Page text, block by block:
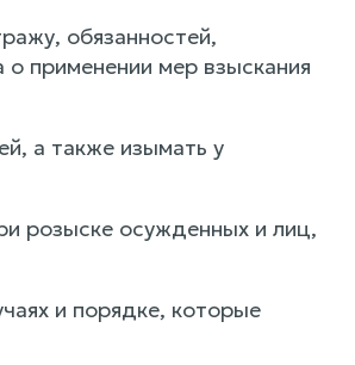
обязанностей,
применении мер взыскания
а также изымать у
розыске осужденных и лиц,
и порядке, которые